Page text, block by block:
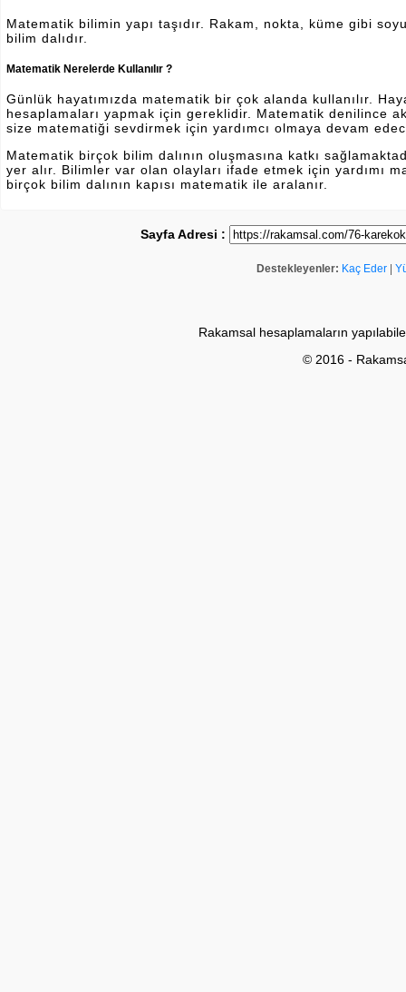
Matematik bilimin yapı taşıdır. Rakam, nokta, küme gibi
bilim dalıdır.
Matematik Nerelerde Kullanılır ?
Günlük hayatımızda matematik bir çok alanda kullanılır.
hesaplamaları yapmak için gereklidir. Matematik denilince
size matematiği sevdirmek için yardımcı olmaya devam
Matematik birçok bilim dalının oluşmasına katkı
yer alır. Bilimler var olan olayları ifade etmek için yardımı
birçok bilim dalının kapısı matematik ile aralanır.
Sayfa Adresi :
Destekleyenler: Kaç Eder
Rakamsal hesaplamaların
© 2016 -